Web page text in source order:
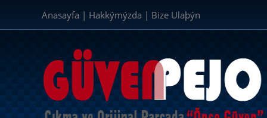
Anasayfa | Hakkýmýzda | Bize Ulaþýn